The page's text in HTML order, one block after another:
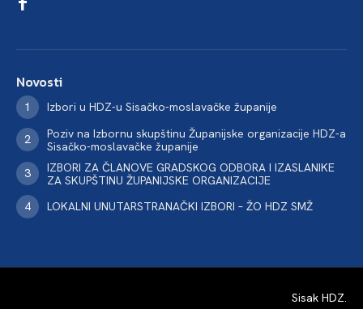
Novosti
Izbori u HDZ-u Sisačko-moslavačke županije
Poziv na Izbornu skupštinu Županijske organizacije HDZ-a
Sisačko-moslavačke županije
IZBORI ZA ČLANOVE GRADSKOG ODBORA I IZASLANIKE
ZA SKUPŠTINU ŽUPANIJSKE ORGANIZACIJE
LOKALNI UNUTARSTRANAČKI IZBORI – ŽO HDZ SMŽ
Sisak HDZ.